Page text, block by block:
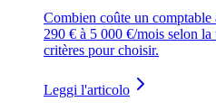
Combien coûte un
290 € à 5 000 €/mois selon
critères pour choisir.
Leggi l'articolo